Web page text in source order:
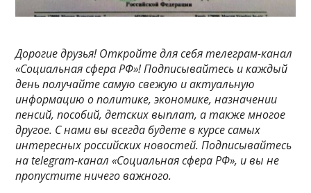
Дорогие друзья! Откройте для себя телеграм-канал
«Социальная сфера РФ»! Подписывайтесь и каждый
день получайте самую свежую и актуальную
информацию о политике, экономике, назначении
пенсий, пособий, детских выплат, а также многое
другое. С нами вы всегда будете в курсе самых
интересных российских новостей. Подписывайтесь
на telegram-канал «Социальная сфера РФ», и вы не
пропустите ничего важного.